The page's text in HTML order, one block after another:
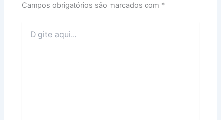
Campos obrigatórios são marcados com *
aqui...